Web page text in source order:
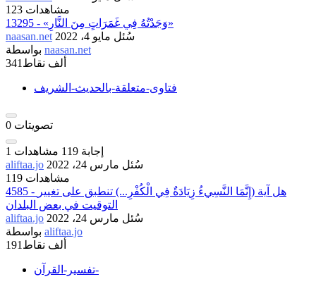
123 مشاهدات
13295 - «وَجَدْتُهُ فِي غَمَرَاتٍ مِنَ النَّارِ»
naasan.net
سُئل مايو 4، 2022
naasan.net
341ألف نقاط
فتاوى-متعلقة-بالحديث-الشريف
0 تصويتات
1 إجابة 119 مشاهدات
aliftaa.jo
سُئل مارس 24، 2022
119 مشاهدات
4585 - هل آية (إِنَّمَا النَّسِيءُ زِيَادَةٌ فِي الْكُفْرِ...) تنطبق على تغيير
التوقيت في بعض البلدان
aliftaa.jo
سُئل مارس 24، 2022
aliftaa.jo
191ألف نقاط
تفسير-القرآن-